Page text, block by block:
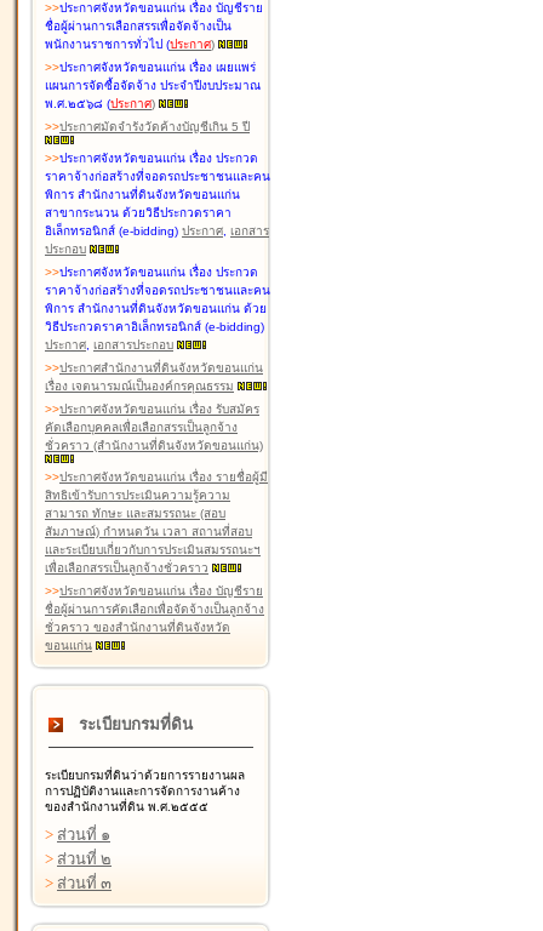
>>ประกาศจังหวัดขอนแก่น เรื่อง บัญชีราย
ชื่อผู้ผ่านการเลือกสรรเพื่อจัดจ้างเป็น
พนักงานราชการทั่วไป (ประกาศ)
>>ประกาศจังหวัดขอนแก่น เรื่อง เผยแพร่
แผนการจัดซื้อจัดจ้าง ประจำปีงบประมาณ
พ.ศ.๒๕๖๘ (ประกาศ)
>>ประกาศมัดจำรังวัดค้างบัญชีเกิน 5 ปี
>>ประกาศจังหวัดขอนแก่น เรื่อง ประกวด
ราคาจ้างก่อสร้างที่จอดรถประชาชนและคน
พิการ สำนักงานที่ดินจังหวัดขอนแก่น
สาขากระนวน ด้วยวิธีประกวดราคา
อิเล็กทรอนิกส์ (e-bidding) ประกาศ, เอกสาร
ประกอบ
>>ประกาศจังหวัดขอนแก่น เรื่อง ประกวด
ราคาจ้างก่อสร้างที่จอดรถประชาชนและคน
พิการ สำนักงานที่ดินจังหวัดขอนแก่น ด้วย
วิธีประกวดราคาอิเล็กทรอนิกส์ (e-bidding)
ประกาศ, เอกสารประกอบ
>>ประกาศสำนักงานที่ดินจังหวัดขอนแก่น
เรื่อง เจตนารมณ์เป็นองค์กรคุณธรรม
>>ประกาศจังหวัดขอนแก่น เรื่อง รับสมัคร
คัดเลือกบุคคลเพื่อเลือกสรรเป็นลูกจ้าง
ชั่วคราว (สำนักงานที่ดินจังหวัดขอนแก่น)
>>ประกาศจังหวัดขอนแก่น เรื่อง รายชื่อผู้มี
สิทธิเข้ารับการประเมินความรู้ความ
สามารถ ทักษะ และสมรรถนะ (สอบ
สัมภาษณ์) กำหนดวัน เวลา สถานที่สอบ
และระเบียบเกี่ยวกับการประเมินสมรรถนะฯ
เพื่อเลือกสรรเป็นลูกจ้างชั่วคราว
>>ประกาศจังหวัดขอนแก่น เรื่อง บัญชีราย
ชื่อผู้ผ่านการคัดเลือกเพื่อจัดจ้างเป็นลูกจ้าง
ชั่วคราว ของสำนักงานที่ดินจังหวัด
ขอนแก่น
ระเบียบกรมที่ดิน
ระเบียบกรมที่ดินว่าด้วยการรายงานผล
การปฏิบัติงานและการจัดการงานค้าง
ของสำนักงานที่ดิน พ.ศ.๒๕๕๕
> ส่วนที่ ๑
> ส่วนที่ ๒
> ส่วนที่ ๓